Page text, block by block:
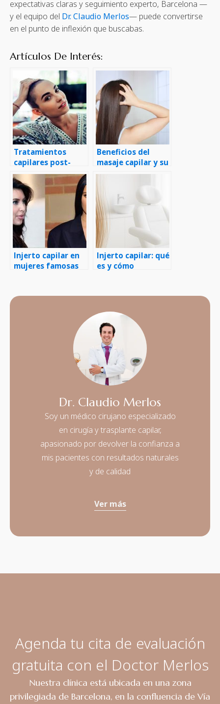
expectativas claras y seguimiento experto, Barcelona —
y el equipo del Dr. Claudio Merlos— puede convertirse
en el punto de inflexión que buscabas.
Artículos De Interés:
Tratamientos
capilares post-
quimioterapia
Beneficios del
masaje capilar y su
estimulación en el
cabello
Injerto capilar en
mujeres famosas
Injerto capilar: qué
es y cómo
Dr. Claudio Merlos
Soy un médico cirujano especializado
en cirugía y trasplante capilar,
apasionado por devolver la confianza a
mis pacientes con resultados naturales
y de calidad
Ver más
Agenda tu cita de evaluación
gratuita con el Doctor Merlos
Nuestra clínica está ubicada en una zona
privilegiada de Barcelona, en la confluencia de Vía